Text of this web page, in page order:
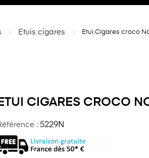
Etuis cigares Etui Cigares croco
ETUI CIGARES CROCO
: 5229N